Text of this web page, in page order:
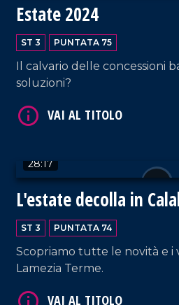
Estate 2024
ST 3 PUNTATA 75
Il calvario delle concessioni
soluzioni?
28:17
L'estate decolla in
ST 3 PUNTATA 74
Scopriamo tutte le novità e i
Lamezia Terme.